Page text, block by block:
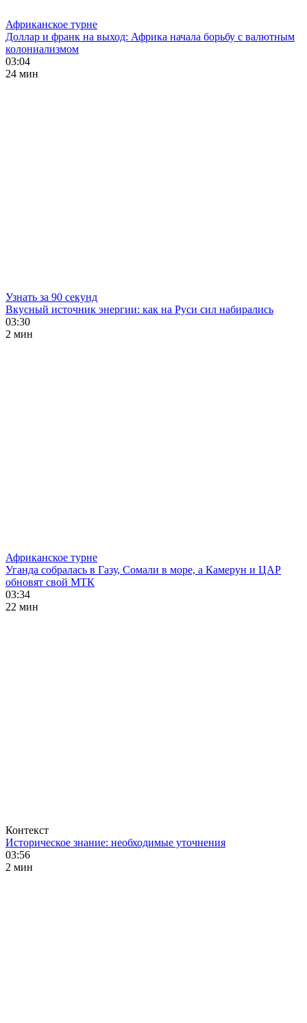
Африканское турне
Доллар и франк на выход: Африка начала борьбу с валютным
колониализмом
03:04
24 мин
Узнать за 90 секунд
Вкусный источник энергии: как на Руси сил набирались
03:30
2 мин
Африканское турне
Уганда собралась в Газу, Сомали в море, а Камерун и ЦАР
обновят свой МТК
03:34
22 мин
Контекст
Историческое знание: необходимые уточнения
03:56
2 мин